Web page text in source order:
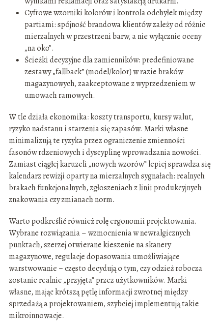
Cyfrowe wzorniki kolorów i kontrola odchyłek między
partiami: spójność brandowa klientów zależy od różnic
mierzalnych w przestrzeni barw, a nie wyłącznie oceny
„na oko”.
Ścieżki decyzyjne dla zamienników: predefiniowane
zestawy „fallback” (model/kolor) w razie braków
magazynowych, zaakceptowane z wyprzedzeniem w
umowach ramowych.
W tle działa ekonomika: koszty transportu, kursy walut,
ryzyko nadstanu i starzenia się zapasów. Marki własne
minimalizują te ryzyka przez ograniczenie zmienności
fasonów rdzeniowych i dyscyplinę wprowadzania nowości.
Zamiast ciągłej karuzeli „nowych wzorów” lepiej sprawdza się
kalendarz rewizji oparty na mierzalnych sygnałach: realnych
brakach funkcjonalnych, zgłoszeniach z linii produkcyjnych
znakowania czy zmianach norm.
Warto podkreślić również rolę ergonomii projektowania.
Wybrane rozwiązania – wzmocnienia w newralgicznych
punktach, szerzej otwierane kieszenie na skanery
magazynowe, regulacje dopasowania umożliwiające
warstwowanie – często decydują o tym, czy odzież robocza
zostanie realnie „przyjęta” przez użytkowników. Marki
własne, mając krótszą pętlę informacji zwrotnej między
sprzedażą a projektowaniem, szybciej implementują takie
mikroinnowacje.